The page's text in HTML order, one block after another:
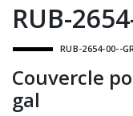
Accessoires pour le
Accessoires pour
Alimentaire
Autres accessoires
Plexiglas
Signalisations
Test de diagnostic
Thermomètre
RUB-
RUB-2654-00--
Couvercle
gal